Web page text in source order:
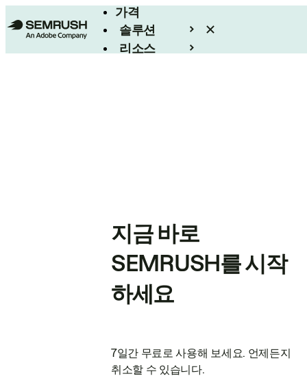
가격
솔루션
리소스
지금 바로
SEMRUSH를 시작
하세요
7일간 무료로 사용해 보세요. 언제든지
취소할 수 있습니다.